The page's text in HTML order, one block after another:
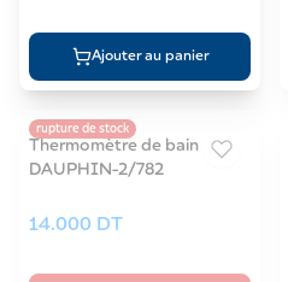
Ajouter au panier
rupture de stock
Thermomètre de bain
DAUPHIN-2/782
14.000 DT